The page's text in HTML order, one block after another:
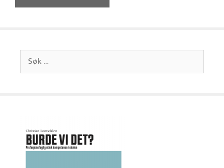
Søk
etter: